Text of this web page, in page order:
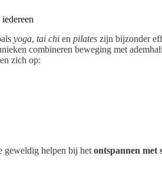
yoga, tai chi en pilates zijn bijzonder
combineren beweging met
zich op:
geweldig helpen bij het ontspannen met